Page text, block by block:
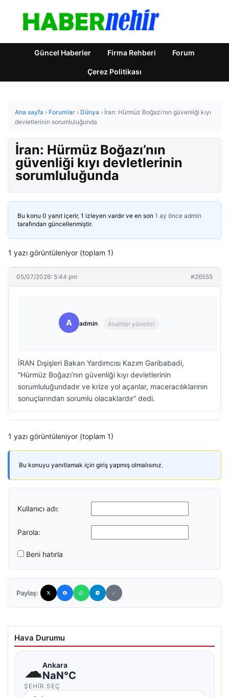
Güncel Haberler Firma Rehberi Forum
Çerez Politikası
Ana sayfa › Forumlar › Dünya › İran: Hürmüz Boğazı’nın güvenliği kıyı
devletlerinin sorumluluğunda
İran: Hürmüz Boğazı’nın
güvenliği kıyı devletlerinin
sorumluluğunda
Bu konu 0 yanıt içerir, 1 izleyen vardır ve en son 1 ay önce admin
tarafından güncellenmiştir.
1 yazı görüntüleniyor (toplam 1)
05/07/2026: 5:44 pm #26555
A admin Anahtar yönetici
İRAN Dışişleri Bakan Yardımcısı Kazım Garibabadi,
“Hürmüz Boğazı’nın güvenliği kıyı devletlerinin
sorumluluğundadır ve krize yol açanlar, maceracılıklarının
sonuçlarından sorumlu olacaklardır” dedi.
1 yazı görüntüleniyor (toplam 1)
Bu konuyu yanıtlamak için giriş yapmış olmalısınız.
Kullanıcı adı:
Parola:
Beni hatırla
Paylaş:
Hava Durumu
☁Ankara
NaN°C
ŞEHIR SEÇ